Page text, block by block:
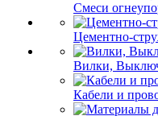
Смеси
Цементно-
Вилки,
Кабели и